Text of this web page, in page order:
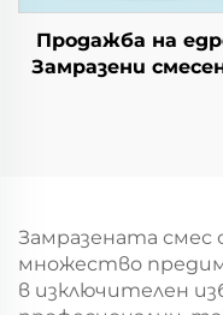
Продажба на
Замразени
Замразената смес
множество
в изключителен